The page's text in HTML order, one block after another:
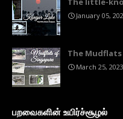
January 05,
The
March 25, 2023
பறவைகளின் உயிர்ச்சூழல்